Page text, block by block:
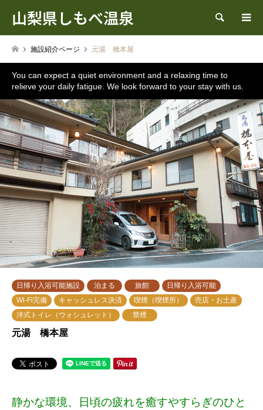
山梨県しもべ温泉 検索
施設紹介ページ 元湯 橋本屋
You can expect a quiet environment and a relaxing time to
relieve your daily fatigue. We look forward to your stay with us.
日帰り入浴可能施設 泊まる 旅館
日帰り入浴可能
Wi-Fi完備
キャッシュレス決済 喫煙（喫煙所）
売店・お土産
洋式トイレ（ウォシュレット）
禁煙
元湯 橋本屋
静かな環境、日頃の疲れを癒すやすらぎのひと